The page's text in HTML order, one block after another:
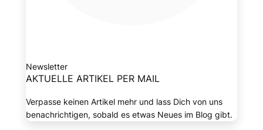
Newsletter
AKTUELLE ARTIKEL PER MAIL
Verpasse keinen Artikel mehr und lass Dich von uns
benachrichtigen, sobald es etwas Neues im Blog gibt.